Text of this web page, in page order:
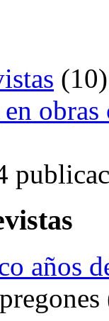
(10)
años